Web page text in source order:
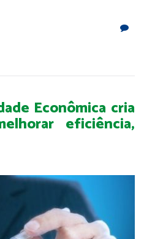
Econômica cria
eficiência,